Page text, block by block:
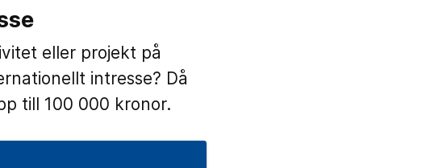
eller projekt på
intresse? Då
till 100 000 kronor.